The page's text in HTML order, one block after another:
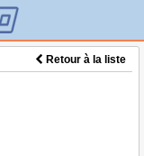
Retour à la liste